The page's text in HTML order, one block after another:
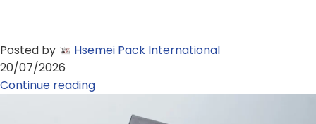
Posted by
Hsemei Pack International
20/07/2026
Continue reading